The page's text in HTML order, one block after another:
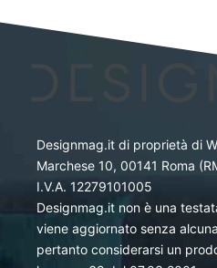
Designmag.it di proprietà di
Marchese 10, 00141 Roma
I.V.A. 12279101005
Designmag.it non è una
viene aggiornato senza
pertanto considerarsi un